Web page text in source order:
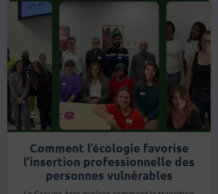
Comment l’écologie favorise
l’insertion professionnelle des
personnes vulnérables